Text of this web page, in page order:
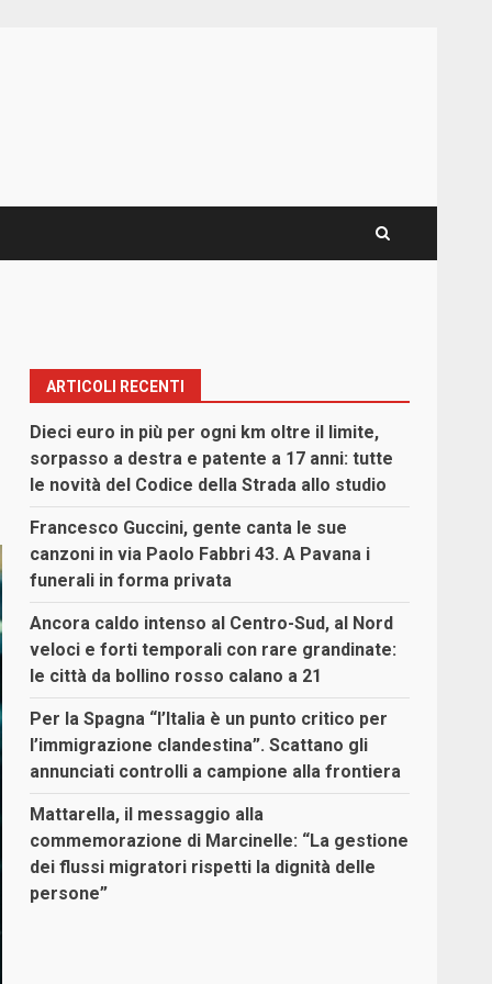
ARTICOLI RECENTI
Dieci euro in più per ogni km oltre il limite,
sorpasso a destra e patente a 17 anni: tutte
le novità del Codice della Strada allo studio
Francesco Guccini, gente canta le sue
canzoni in via Paolo Fabbri 43. A Pavana i
funerali in forma privata
Ancora caldo intenso al Centro-Sud, al Nord
veloci e forti temporali con rare grandinate:
le città da bollino rosso calano a 21
Per la Spagna “l’Italia è un punto critico per
l’immigrazione clandestina”. Scattano gli
annunciati controlli a campione alla frontiera
Mattarella, il messaggio alla
commemorazione di Marcinelle: “La gestione
dei flussi migratori rispetti la dignità delle
persone”